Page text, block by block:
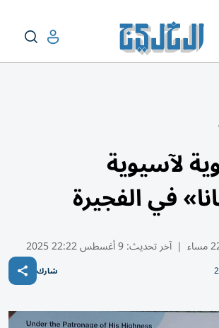
لآسيوية
في الفجيرة
| آخر تحديث:9 أغسطس 22:22 2025
شارك